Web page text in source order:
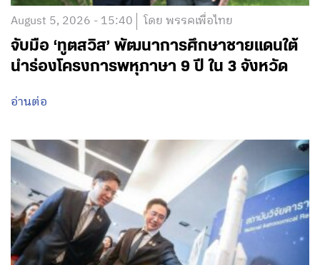
August 5, 2026 - 15:40 โดย พรรคเพื่อไทย
จับมือ ‘ทูตสวิส’ พัฒนาการศึกษาชายแดนใต้
นำร่องโครงการพหุภาษา 9 ปี ใน 3 จังหวัด
อ่านต่อ